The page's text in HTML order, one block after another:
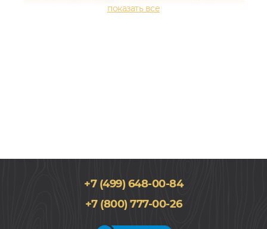
180x2200, 14мм
Дуб, Однополосный, Лак, Рустик, Натур
+7 (499) 648-00-84
+7 (800) 777-00-26